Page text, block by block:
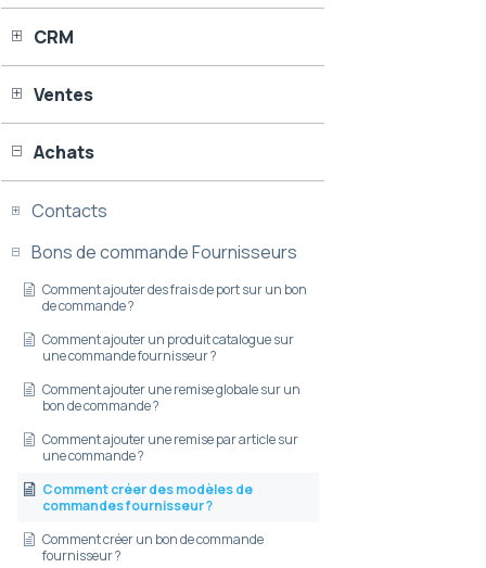
CRM
Ventes
Achats
Contacts
Bons de commande Fournisseurs
Comment ajouter des frais de port sur un bon
de commande ?
Comment ajouter un produit catalogue sur
une commande fournisseur ?
Comment ajouter une remise globale sur un
bon de commande ?
Comment ajouter une remise par article sur
une commande ?
Comment créer des modèles de
commandes fournisseur ?
Comment créer un bon de commande
fournisseur ?